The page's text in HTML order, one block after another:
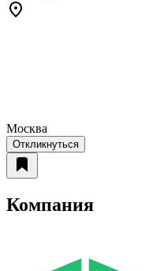
Москва
Откликнуться
Компания